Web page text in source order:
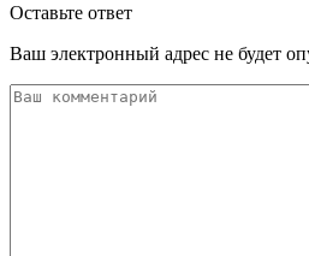
Оставьте ответ
Ваш электронный адрес не будет